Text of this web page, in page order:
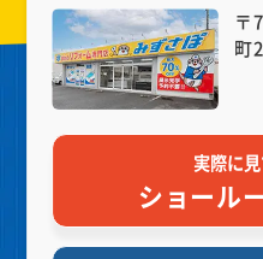
〒
町
実際に
ショール